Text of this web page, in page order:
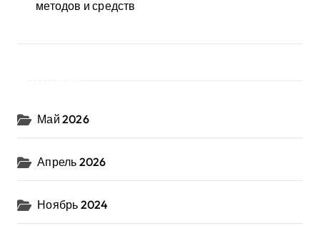
методов и средств
Май 2026
Апрель 2026
Ноябрь 2024